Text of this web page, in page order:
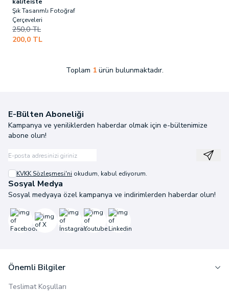
Şık Tasarımlı Fotoğraf
Çerçeveleri
250,0TL
200,0 TL
Toplam 1ürün bulunmaktadır.
E-Bülten Aboneliği
Kampanya ve yeniliklerden haberdar olmak için e-bültenimize
abone olun!
KVKK Sözleşmesi'ni okudum, kabul ediyorum.
Sosyal Medya
Sosyal medyaya özel kampanya ve indirimlerden haberdar olun!
Facebook
X İnstagramYoutube Linkedin
Önemli Bilgiler
Teslimat Koşulları